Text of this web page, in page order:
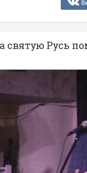
святую Русь